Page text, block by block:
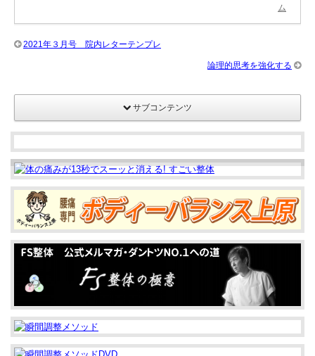
タ
ブ
く！
は
ム
2021年３月号 院内レターテンプレ
論理的思考を強化する
サブコンテンツ